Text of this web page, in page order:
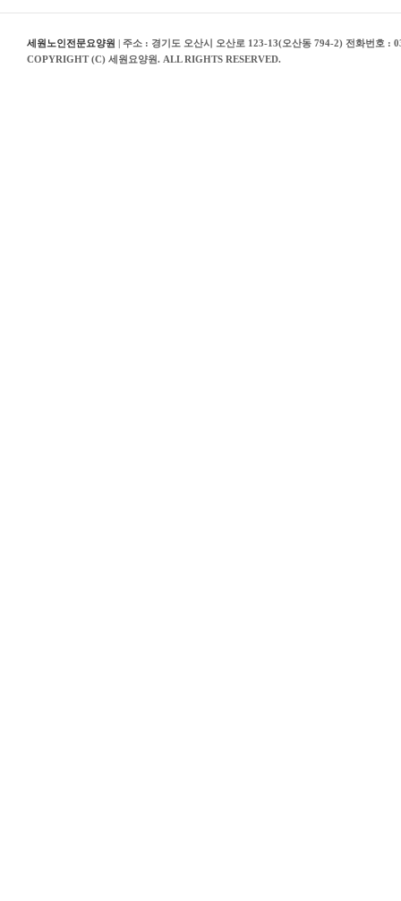
세원노인전문요양원 | 주소 : 경기도 오산시 오산로 123-13(오산동 794-2) 전화번호 :
COPYRIGHT (C) 세원요양원. ALL RIGHTS RESERVED.